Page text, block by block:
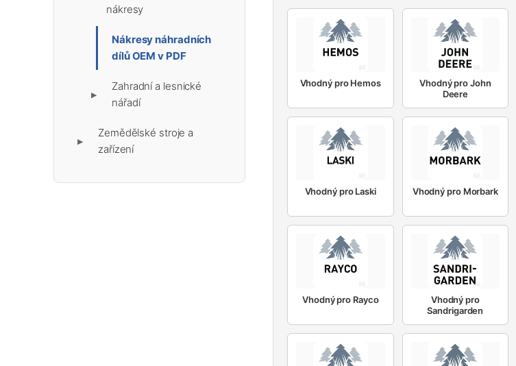
nákresy
Nákresy náhradních
dílů OEM v PDF
▶
Zahradní a lesnické
nářadí
▶
Zemědělské stroje a
zařízení
Vhodný pro Hemos
Vhodný pro John
Deere
Vhodný pro Laski Vhodný pro Morbark
Vhodný pro Rayco
Vhodný pro
Sandrigarden